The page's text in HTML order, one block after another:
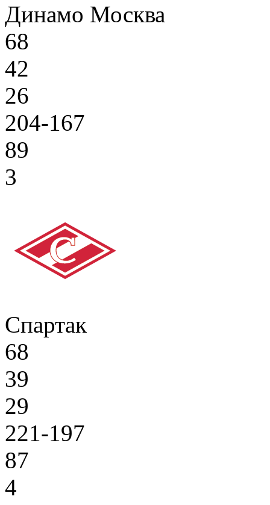
Динамо Москва
68
42
26
204-167
89
3
Спартак
68
39
29
221-197
87
4